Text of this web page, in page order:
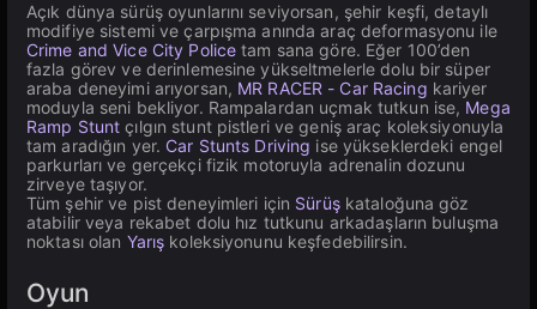
Açık dünya sürüş oyunlarını seviyorsan, şehir keşfi, detaylı
modifiye sistemi ve çarpışma anında araç deformasyonu ile
Crime and Vice City Police tam sana göre. Eğer 100’den
fazla görev ve derinlemesine yükseltmelerle dolu bir süper
araba deneyimi arıyorsan, MR RACER - Car Racing kariyer
moduyla seni bekliyor. Rampalardan uçmak tutkun ise, Mega
Ramp Stunt çılgın stunt pistleri ve geniş araç koleksiyonuyla
tam aradığın yer. Car Stunts Driving ise yükseklerdeki engel
parkurları ve gerçekçi fizik motoruyla adrenalin dozunu
zirveye taşıyor.
Tüm şehir ve pist deneyimleri için Sürüşkataloğuna göz
atabilir veya rekabet dolu hız tutkunu arkadaşların buluşma
noktası olan Yarış koleksiyonunu keşfedebilirsin.
Oyun